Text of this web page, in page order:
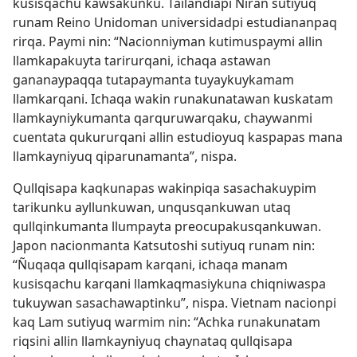
kusisqachu kawsakunku. Tailandiapi Niran sutiyuq
runam Reino Unidoman universidadpi estudiananpaq
rirqa. Paymi nin: “Nacionniyman kutimuspaymi allin
llamkapakuyta tarirurqani, ichaqa astawan
gananaypaqqa tutapaymanta tuyaykuykamam
llamkarqani. Ichaqa wakin runakunatawan kuskatam
llamkayniykumanta qarquruwarqaku, chaywanmi
cuentata qukururqani allin estudioyuq kaspapas mana
llamkayniyuq qiparunamanta”, nispa.
Qullqisapa kaqkunapas wakinpiqa sasachakuypim
tarikunku ayllunkuwan, unqusqankuwan utaq
qullqinkumanta llumpayta preocupakusqankuwan.
Japon nacionmanta Katsutoshi sutiyuq runam nin:
“Ñuqaqa qullqisapam karqani, ichaqa manam
kusisqachu karqani llamkaqmasiykuna chiqniwaspa
tukuywan sasachawaptinku”, nispa. Vietnam nacionpi
kaq Lam sutiyuq warmim nin: “Achka runakunatam
riqsini allin llamkayniyuq chaynataq qullqisapa